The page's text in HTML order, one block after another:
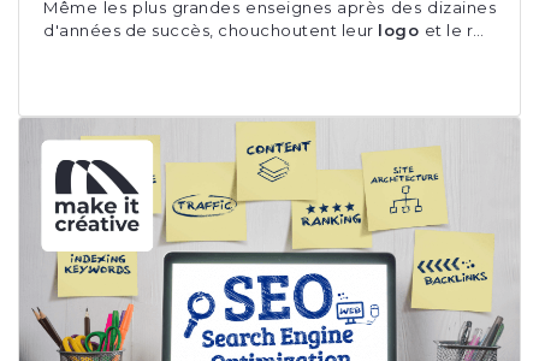
Même les plus grandes enseignes après des dizaines
d'années de succès, chouchoutent leur logo et le r…